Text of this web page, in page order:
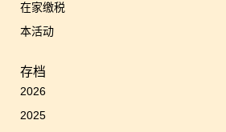
在家缴税
本活动
存档
2026
2025